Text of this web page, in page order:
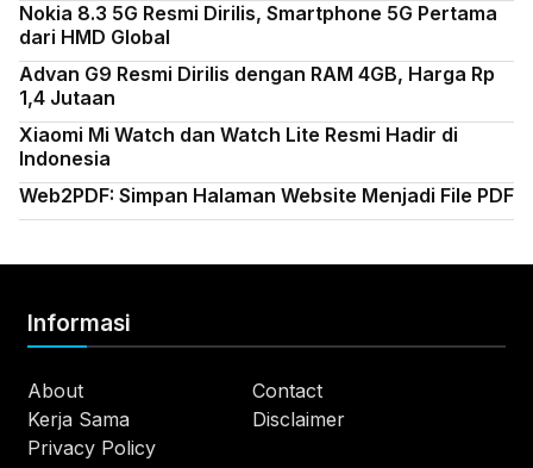
Nokia 8.3 5G Resmi Dirilis, Smartphone 5G Pertama
dari HMD Global
Advan G9 Resmi Dirilis dengan RAM 4GB, Harga Rp
1,4 Jutaan
Xiaomi Mi Watch dan Watch Lite Resmi Hadir di
Indonesia
Web2PDF: Simpan Halaman Website Menjadi File PDF
Informasi
About
Contact
Kerja Sama
Disclaimer
Privacy Policy